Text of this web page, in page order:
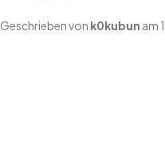
Geschrieben von k0kubun am